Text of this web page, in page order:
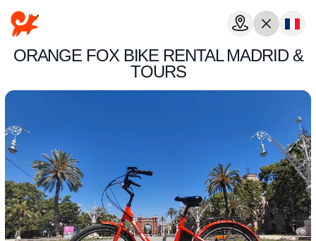
ORANGE FOX BIKE RENTAL MADRID &
TOURS